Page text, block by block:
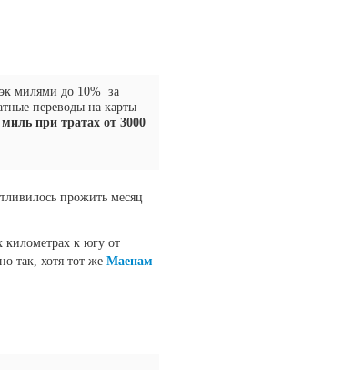
милями до 10% за
переводы на карты
при тратах от 3000
прожить месяц
километрах к югу от
так, хотя тот же Маенам